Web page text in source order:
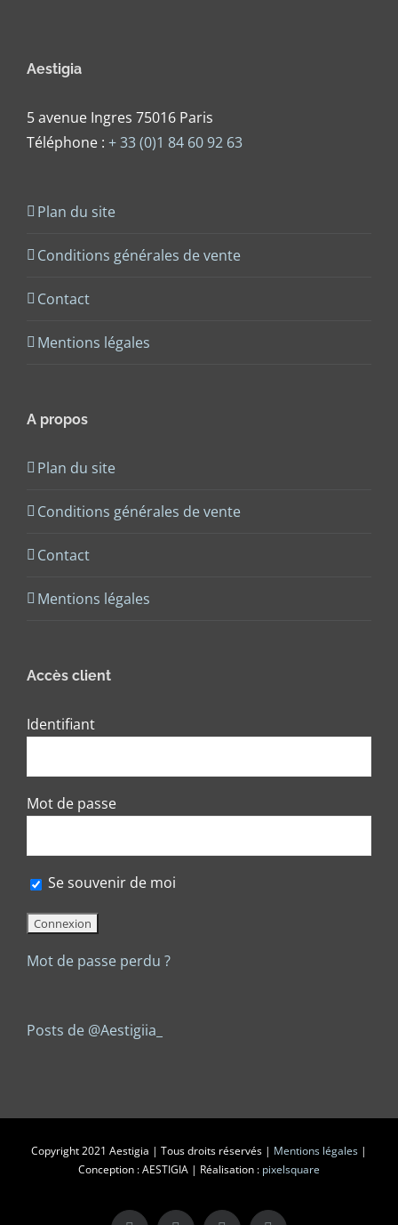
Aestigia
5 avenue Ingres 75016 Paris
Téléphone : + 33 (0)1 84 60 92 63
Plan du site
Conditions générales de vente
Contact
Mentions légales
A propos
Plan du site
Conditions générales de vente
Contact
Mentions légales
Accès client
Identifiant
Mot de passe
Se souvenir de moi
Mot de passe perdu ?
Posts de @Aestigiia_
Copyright 2021 Aestigia | Tous droits réservés | Mentions légales |
Conception : AESTIGIA | Réalisation : pixelsquare